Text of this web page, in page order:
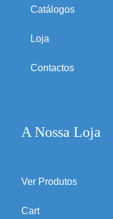
Catálogos
Loja
Contactos
A Nossa Loja
Ver Produtos
Cart